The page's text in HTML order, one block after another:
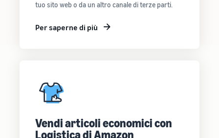
tuo sito web o da un altro canale di terze parti.
Per saperne di più
Vendi articoli economici con
Logistica di Amazon